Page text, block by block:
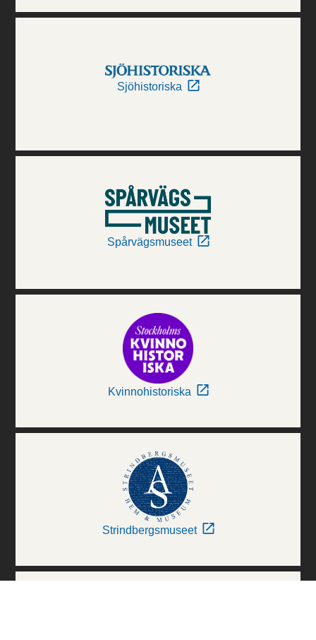
Sjöhistoriska
Spårvägsmuseet
Kvinnohistoriska
Strindbergsmuseet